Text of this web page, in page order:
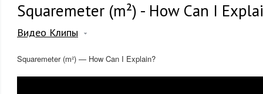
Squaremeter (m²) - How Can I
Видео Клипы
Squaremeter (m²) — How Can I Explain?